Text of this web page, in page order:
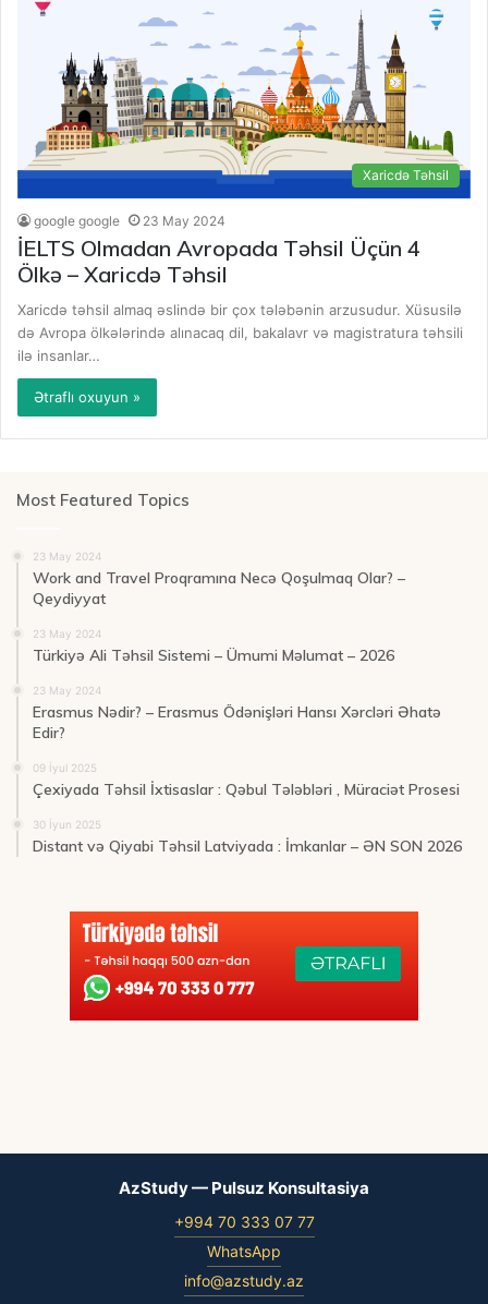
Xaricdə Təhsil
google google 23 May 2024
İELTS Olmadan Avropada Təhsil Üçün 4
Ölkə – Xaricdə Təhsil
Xaricdə təhsil almaq əslində bir çox tələbənin arzusudur. Xüsusilə
də Avropa ölkələrində alınacaq dil, bakalavr və magistratura təhsili
ilə insanlar…
Ətraflı oxuyun »
Most Featured Topics
23 May 2024
Work and Travel Proqramına Necə Qoşulmaq Olar? –
Qeydiyyat
23 May 2024
Türkiyə Ali Təhsil Sistemi – Ümumi Məlumat – 2026
23 May 2024
Erasmus Nədir? – Erasmus Ödənişləri Hansı Xərcləri Əhatə
Edir?
09 İyul 2025
Çexiyada Təhsil İxtisaslar : Qəbul Tələbləri , Müraciət Prosesi
30 İyun 2025
Distant və Qiyabi Təhsil Latviyada : İmkanlar – ƏN SON 2026
AzStudy — Pulsuz Konsultasiya
+994 70 333 07 77
WhatsApp
info@azstudy.az